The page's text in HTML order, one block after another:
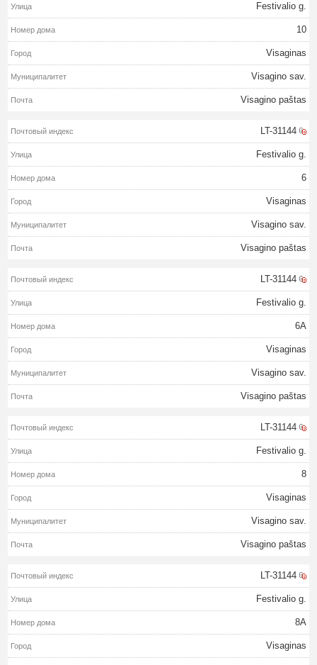
Festivalio g.
10
Visaginas
Visagino sav.
Visagino paštas
LT-31144
Festivalio g.
6
Visaginas
Visagino sav.
Visagino paštas
LT-31144
Festivalio g.
6A
Visaginas
Visagino sav.
Visagino paštas
LT-31144
Festivalio g.
8
Visaginas
Visagino sav.
Visagino paštas
LT-31144
Festivalio g.
8A
Visaginas